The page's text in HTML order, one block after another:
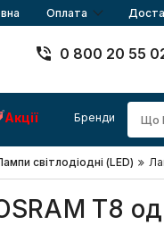
Оплата
0 800 20 55
Акції Бренди
світлодіодні (LED)
Т8